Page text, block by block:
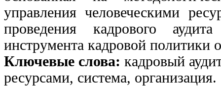
управления человеческими
проведения кадрового
инструмента кадровой политики
Ключевые слова: кадровый
ресурсами, система, организация.